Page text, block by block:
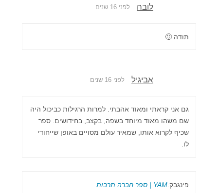
לובה לפני 16 שנים
תודה 🙂
אביגיל לפני 16 שנים
גם אני קראתי ומאוד אהבתי. למרות הרגילות כביכול היה
שם משהו מאוד מיוחד בשפה, בקצב, בחידושים. ספר
שכיף לקרוא אותו, שמאיר עולם מסויים באופן שייחודי
לו.
פינגבק:YAM | ספר חברה תרבות